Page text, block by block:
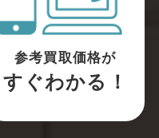
参考買取価格が
すぐわかる！